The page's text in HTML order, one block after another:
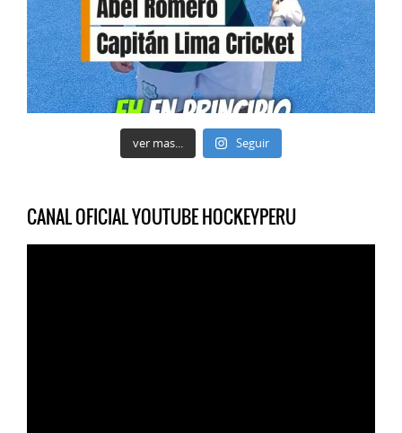
ver mas... Seguir
CANAL OFICIAL YOUTUBE HOCKEYPERU